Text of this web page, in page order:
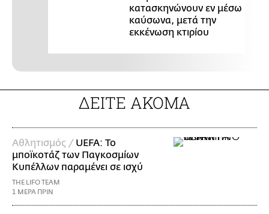
κατασκηνώνουν εν μέσω
καύσωνα, μετά την
εκκένωση κτιρίου
ΔΕΙΤΕ ΑΚΟΜΑ
Αθλητισμός / UEFA: Το
μποϊκοτάζ των Παγκοσμίων
Κυπέλλων παραμένει σε ισχύ
THE LIFO TEAM
1 ΜΕΡΑ ΠΡΙΝ